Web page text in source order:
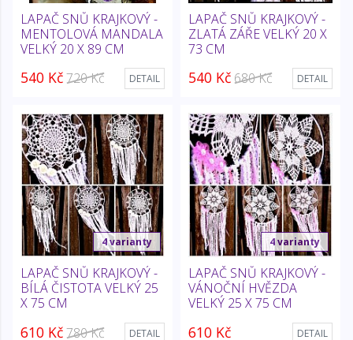
LAPAČ SNŮ KRAJKOVÝ -
MENTOLOVÁ MANDALA
VELKÝ 20 X 89 CM
540 Kč720 Kč DETAIL
LAPAČ SNŮ KRAJKOVÝ -
ZLATÁ ZÁŘE VELKÝ 20 X
73 CM
540 Kč 680 Kč DETAIL
4 varianty
LAPAČ SNŮ KRAJKOVÝ -
BÍLÁ ČISTOTA VELKÝ 25
X 75 CM
610 Kč780 Kč DETAIL
4 varianty
LAPAČ SNŮ KRAJKOVÝ -
VÁNOČNÍ HVĚZDA
VELKÝ 25 X 75 CM
610 Kč DETAIL